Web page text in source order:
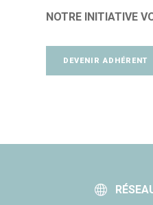
NOTRE INITIATIVE
DEVENIR ADHÉRENT